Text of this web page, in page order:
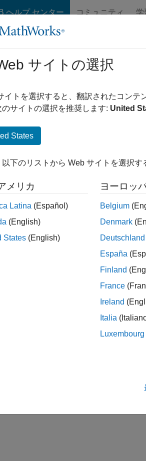
ヘルプ センター コミュニティ 学
ホーム
ト
ト生成
結果
8-4-4
このページの内容
MISRA
A function
トラブルシュー
ルール違反が想
れない理由の診断
チェック情
グループ:
バージョン
R2013b で導入
参考
サイトの選択
イトを選択すると、翻訳されたコンテ
のサイトの選択を推奨します: United
States
以下のリストから Web サイトを選択す
メリカ
Latina (Español)
(English)
States (English)
ヨーロッ
Belgium
Denmark
Deutschland
España
Finland
France
Ireland
Italia
Luxembourg